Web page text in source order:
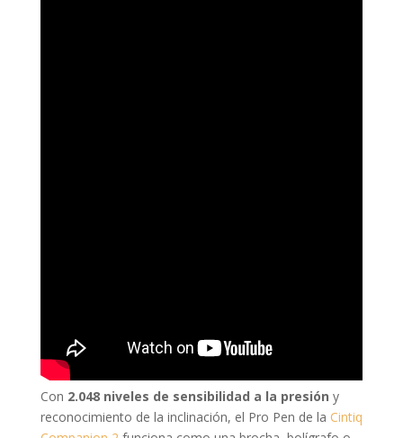
Con 2.048 niveles de sensibilidad a la presión y
reconocimiento de la inclinación, el Pro Pen de la Cintiq